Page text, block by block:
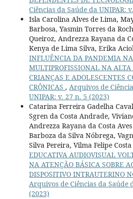
Ciências da Saúde da UNIPAR:
Isla Carolina Alves de Lima,
Barbosa, Yasmin Torres da
Queiroz, Andrezza Rayana da
Kenya de Lima Silva, Erika
INFLUÊNCIA DA PANDEMIA
MULTIPROFISSIONAL NA ALTA
CRIANÇAS E ADOLESCENTES
CRÔNICAS , Arquivos de
UNIPAR: v. 27 n. 5 (2023)
Catarina Ferreira Gadelha
Sgren da Costa Andrade,
Andrezza Rayana da Costa
Barboza da Silva Nóbrega,
Silva Pereira, Vilma Felipe
EDUCATIVA AUDIOVISUAL
NA ATENÇÃO BÁSICA SOBRE
DISPOSITIVO INTRAUTERINO
Arquivos de Ciências da Saúde
(2023)